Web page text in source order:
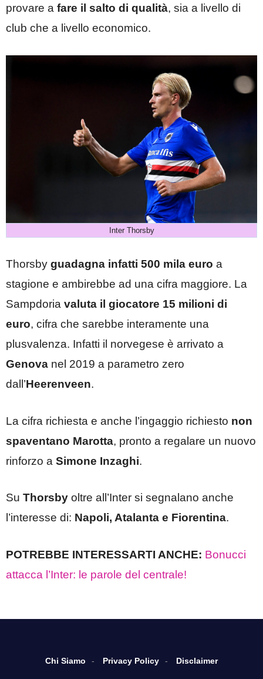
provare a fare il salto di qualità, sia a livello di
club che a livello economico.
Inter Thorsby
Thorsby guadagna infatti 500 mila euro a
stagione e ambirebbe ad una cifra maggiore. La
Sampdoria valuta il giocatore 15 milioni di
euro, cifra che sarebbe interamente una
plusvalenza. Infatti il norvegese è arrivato a
Genova nel 2019 a parametro zero
dall’Heerenveen.
La cifra richiesta e anche l’ingaggio richiesto non
spaventano Marotta, pronto a regalare un nuovo
rinforzo a Simone Inzaghi.
Su Thorsby oltre all’Inter si segnalano anche
l’interesse di: Napoli, Atalanta e Fiorentina.
POTREBBE INTERESSARTI ANCHE: Bonucci
attacca l’Inter: le parole del centrale!
Chi Siamo Privacy Policy Disclaimer